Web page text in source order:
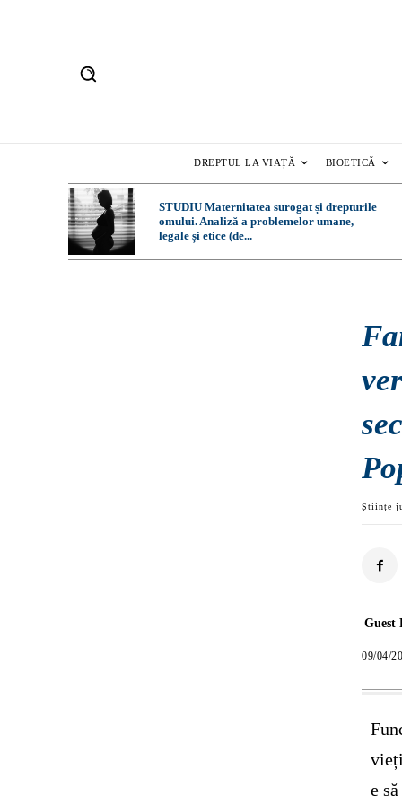
DREPTUL LA VIAȚĂ BIOETICĂ
STUDIU Maternitatea surogat și drepturile
omului. Analiză a problemelor umane,
legale și etice (de...
Științe
Guest
09/04/
e